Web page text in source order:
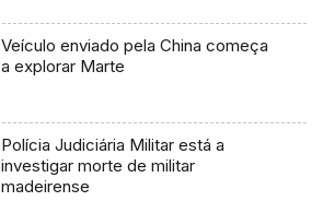
Veículo enviado pela China começa
a explorar Marte
Polícia Judiciária Militar está a
investigar morte de militar
madeirense